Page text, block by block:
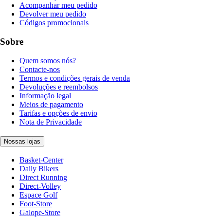
Acompanhar meu pedido
Devolver meu pedido
Códigos promocionais
Sobre
Quem somos nós?
Contacte-nos
Termos e condições gerais de venda
Devoluções e reembolsos
Informação legal
Meios de pagamento
Tarifas e opções de envio
Nota de Privacidade
Nossas lojas
Basket-Center
Daily Bikers
Direct Running
Direct-Volley
Espace Golf
Foot-Store
Galope-Store